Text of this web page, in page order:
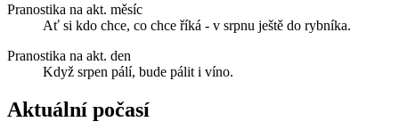
Pranostika na akt. měsíc
Ať si kdo chce, co chce říká - v srpnu ještě do rybníka.
Pranostika na akt. den
Když srpen pálí, bude pálit i víno.
Aktuální počasí